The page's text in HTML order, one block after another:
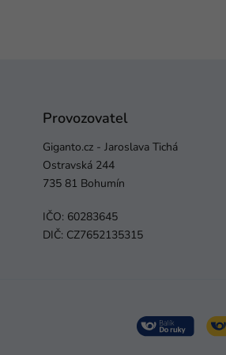
Provozovatel
Giganto.cz - Jaroslava Tichá
Ostravská 244
735 81 Bohumín
IČO: 60283645
DIČ: CZ7652135315